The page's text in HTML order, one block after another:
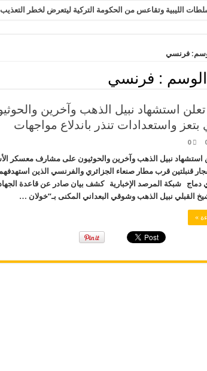
الليبية وتقاعس من الحكومة التركية ليتعرض لخطر
فرنسي
: فرنسي
تعلن استشهاد نبيل الذهب وآخرين
بتعز واستعدادات تنذر باندلاع مواجهات
0
استشهاد نبيل الذهب وآخرين والحوثيون على مشارف معسكر
قنبلتين قرب مطار صنعاء الجزائري والفرنسي الذين
شبكة المرصد الإخبارية كشف بيان صادر عن قاعدة الجهاد
القبلي نبيل الذهب وشوقي البعداني المكنى بـ”خولان …
»